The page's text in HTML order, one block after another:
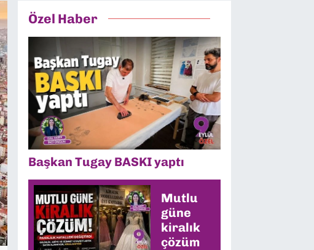
Özel Haber
Başkan Tugay BASKI yaptı
Mutlu
güne
kiralık
çözüm